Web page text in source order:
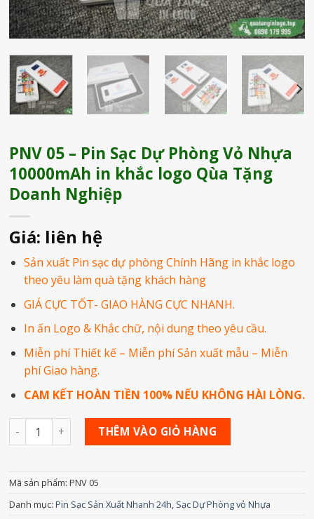
PNV 05 – Pin Sạc Dự Phòng Vỏ Nhựa
10000mAh in khắc logo Qùa Tặng
Doanh Nghiệp
Giá: liên hệ
Sản xuất Pin sạc dự phòng Chính Hãng in khắc logo
theo yêu làm quà tặng khách hàng
GIÁ CỰC TỐT- GIAO HÀNG CỰC NHANH.
In ấn Logo & Khắc chữ, nội dung theo yêu cầu.
Miễn phí Thiết kế – Miễn phí Sản xuất mẫu – Miễn
phí Giao hàng.
CAM KẾT HOÀN TIỀN 100% NẾU KHÔNG HÀI LÒNG.
Số lượng THÊM VÀO GIỎ HÀNG
Mã sản phẩm: PNV 05
Danh mục: Pin Sạc Sản Xuất Nhanh 24h, Sạc Dự Phòng vỏ Nhựa